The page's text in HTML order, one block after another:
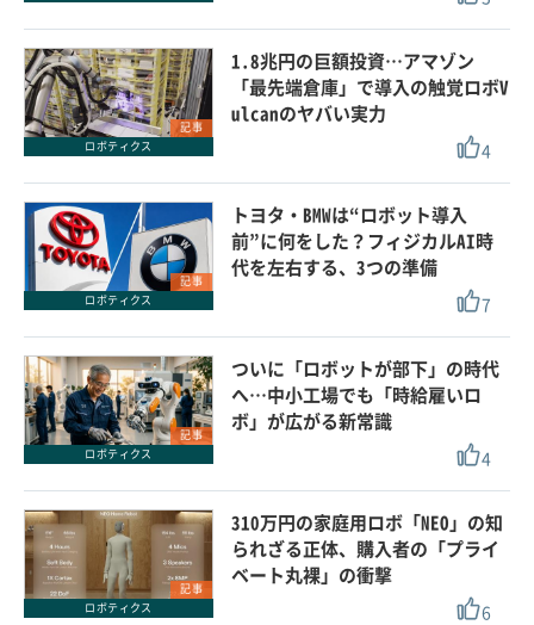
記事
ロボティクス
1.8兆円の巨額投資…アマゾン
「最先端倉庫」で導入の触覚ロボV
ulcanのヤバい実力
4
記事
ロボティクス
トヨタ・BMWは“ロボット導入
前”に何をした？フィジカルAI時
代を左右する、3つの準備
7
記事
ロボティクス
ついに「ロボットが部下」の時代
へ…中小工場でも「時給雇いロ
ボ」が広がる新常識
4
記事
ロボティクス
310万円の家庭用ロボ「NEO」の知
られざる正体、購入者の「プライ
ベート丸裸」の衝撃
6